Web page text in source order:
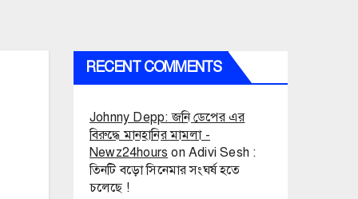
RECENT COMMENTS
Johnny Depp: জনি ডেপের এর
বিরুদ্ধে মানহানির মামলা -
Newz24hours onAdivi Sesh :
তিনটি বড়ো সিনেমার সংঘর্ষ হতে
চলেছে !